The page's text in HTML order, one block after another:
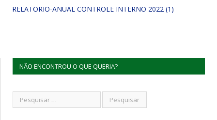
RELATORIO-ANUAL CONTROLE INTERNO 2022 (1)
NÃO ENCONTROU O QUE QUERIA?